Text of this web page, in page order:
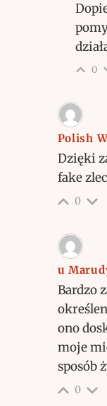
0
Polish
Dzięki
fake
0
u
Bardzo
ono
moje
sposób
0